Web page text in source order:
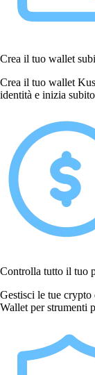
Crea il tuo wallet
Crea il tuo wallet
identità e inizia
Controlla tutto il tuo
Gestisci le tue
Wallet per strumenti